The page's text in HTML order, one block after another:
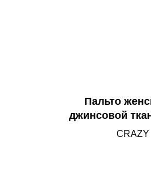
Пальто
джинсовой
лисы
CRAZY